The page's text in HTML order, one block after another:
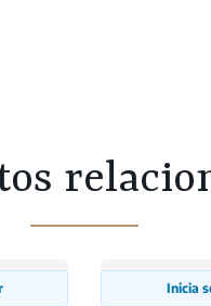
Inicia